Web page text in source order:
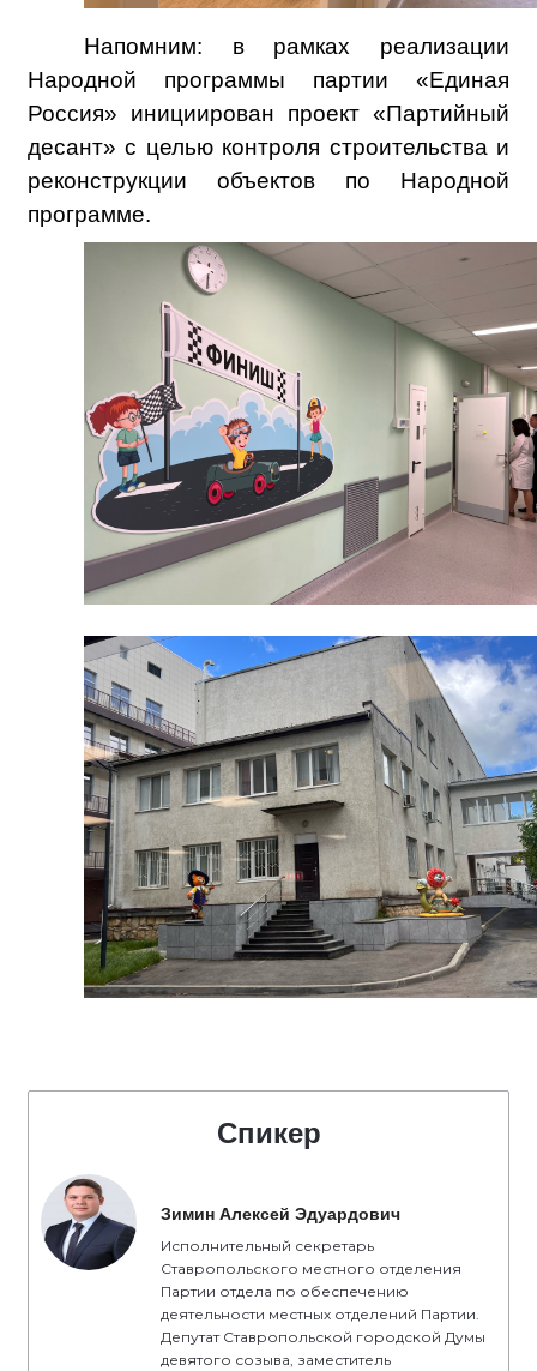
Напомним: в рамках реализации
Народной программы партии «Единая
Россия» инициирован проект «Партийный
десант» с целью контроля строительства и
реконструкции объектов по Народной
программе.
Спикер
Зимин Алексей Эдуардович
Исполнительный секретарь
Ставропольского местного отделения
Партии отдела по обеспечению
деятельности местных отделений Партии.
Депутат Ставропольской городской Думы
девятого созыва, заместитель